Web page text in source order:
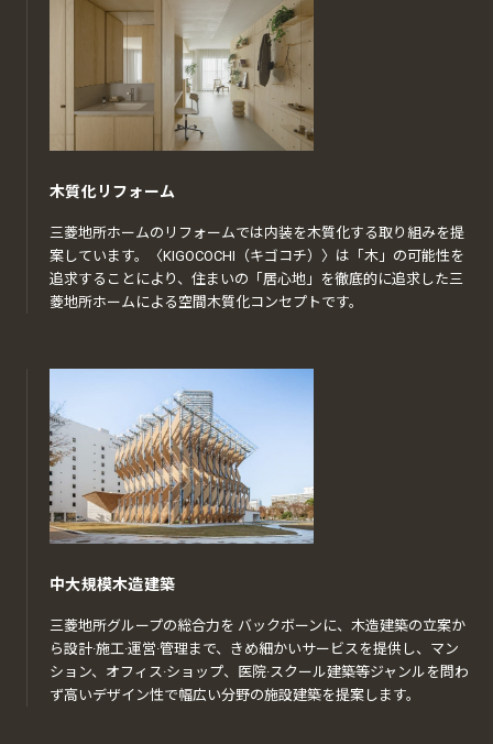
木質化リフォーム
三菱地所ホームのリフォームでは内装を木質化する取り組みを提
案しています。〈KIGOCOCHI（キゴコチ）〉は「木」の可能性を
追求することにより、住まいの「居心地」を徹底的に追求した三
菱地所ホームによる空間木質化コンセプトです。
中大規模木造建築
三菱地所グループの総合力を バックボーンに、木造建築の立案か
ら設計·施工·運営·管理まで、きめ細かいサービスを提供し、マン
ション、オフィス·ショップ、医院·スクール建築等ジャンルを問わ
ず高いデザイン性で幅広い分野の施設建築を提案します。